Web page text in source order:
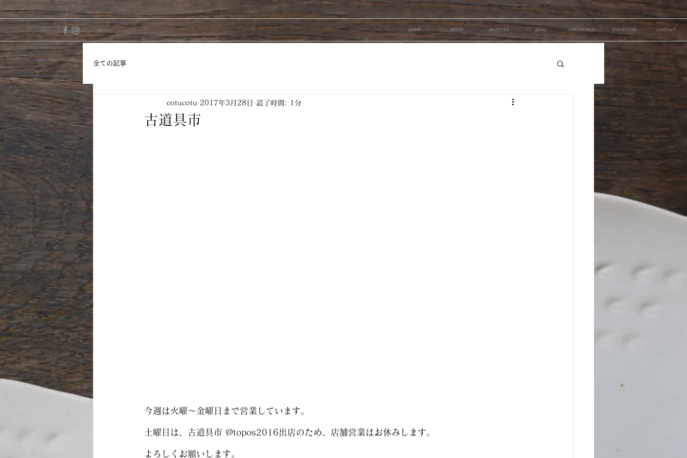
HOME ARTIST ABOUT US BLOG ONLINESHOP EXHIBITION CONTACT
全ての記事
古道具市
cotucotu 2017年3月28日 読了時間: 1分
今週は火曜〜金曜日まで営業しています。
土曜日は、古道具市 @topos2016出店のため、店舗営業はお休みします。
よろしくお願いします。